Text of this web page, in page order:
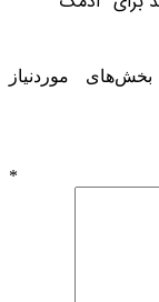
بخش‌های موردنیاز
*